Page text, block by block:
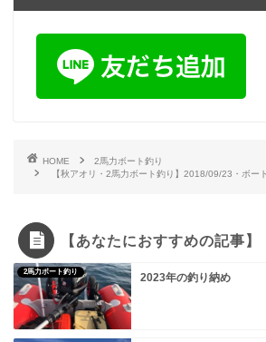
HOME
2馬力ボート釣り
【秋アオリ・2馬力ボート釣り】2018/09/23・ボー
【あなたにおすすめの記事】
2馬力ボート釣り 2023年の釣り納め